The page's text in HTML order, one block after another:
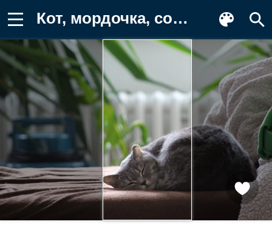
Кот, мордочка, сон, кровать, животное Фон для телефона